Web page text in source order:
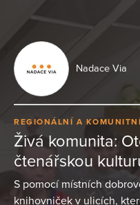
Nadace Via
REGIONÁLNÍ A
Živá komunita:
čtenářskou
S pomocí místních
knihovniček v ulicích,